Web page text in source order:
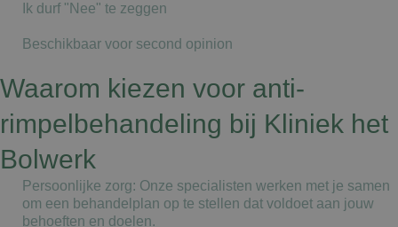
Ik durf "Nee" te zeggen
Beschikbaar voor second opinion
Waarom kiezen voor anti-
rimpelbehandeling bij Kliniek het
Bolwerk
Persoonlijke zorg: Onze specialisten werken met je samen
om een behandelplan op te stellen dat voldoet aan jouw
behoeften en doelen.